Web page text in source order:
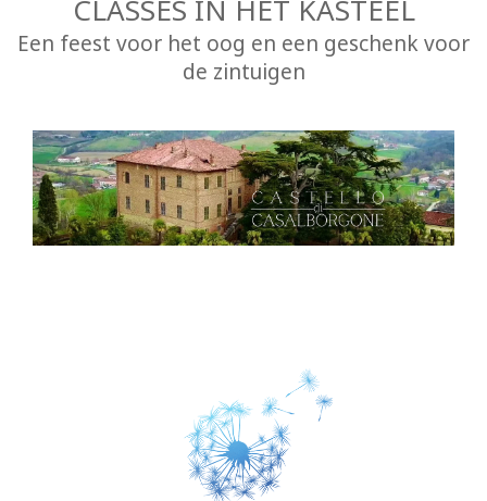
CLASSES IN HET KASTEEL
Een feest voor het oog en een geschenk voor
de zintuigen